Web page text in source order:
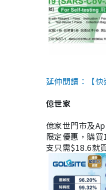
延伸閱讀：【
億世家
億家世門市及
限定優惠，購
支只需$18.6就